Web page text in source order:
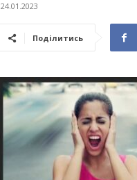
24.01.2023
Поділитись